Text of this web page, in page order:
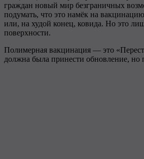
граждан новый мир безграничных
подумать, что это намёк на
или, на худой конец, ковида. Но это
поверхности.
Полимерная вакцинация — это
должна была принести обновление, но